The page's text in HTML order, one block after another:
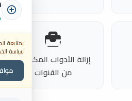
إزالة الأدوات المكسورة
من القنوات
بمتابعة
سياسة